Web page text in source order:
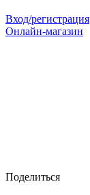
Вход/регистрация
Онлайн-магазин
Поделиться